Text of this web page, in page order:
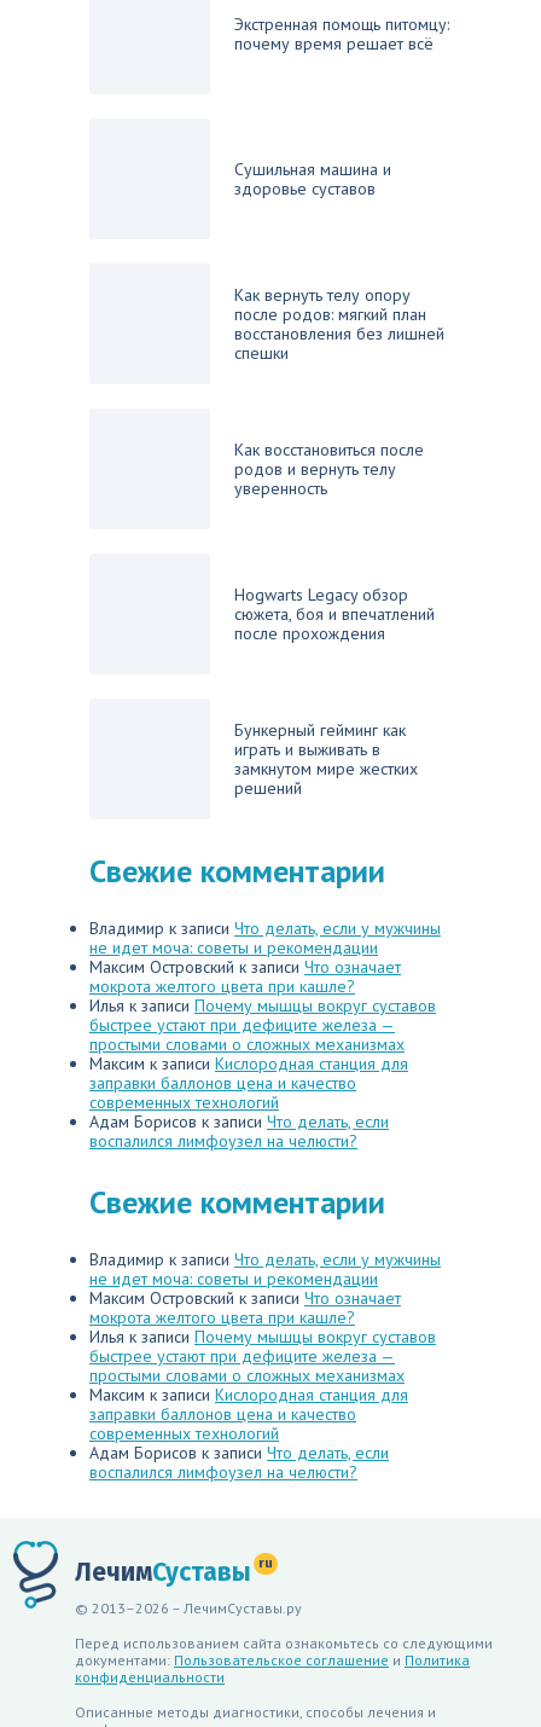
Экстренная помощь питомцу:
почему время решает всё
Сушильная машина и
здоровье суставов
Как вернуть телу опору
после родов: мягкий план
восстановления без лишней
спешки
Как восстановиться после
родов и вернуть телу
уверенность
Hogwarts Legacy обзор
сюжета, боя и впечатлений
после прохождения
Бункерный гейминг как
играть и выживать в
замкнутом мире жестких
решений
Свежие комментарии
Владимир к записи Что делать, если у мужчины
не идет моча: советы и рекомендации
Максим Островский к записи Что означает
мокрота желтого цвета при кашле?
Илья к записи Почему мышцы вокруг суставов
быстрее устают при дефиците железа —
простыми словами о сложных механизмах
Максим к записи Кислородная станция для
заправки баллонов цена и качество
современных технологий
Адам Борисов к записи Что делать, если
воспалился лимфоузел на челюсти?
Свежие комментарии
Владимир к записи Что делать, если у мужчины
не идет моча: советы и рекомендации
Максим Островский к записи Что означает
мокрота желтого цвета при кашле?
Илья к записи Почему мышцы вокруг суставов
быстрее устают при дефиците железа —
простыми словами о сложных механизмах
Максим к записи Кислородная станция для
заправки баллонов цена и качество
современных технологий
Адам Борисов к записи Что делать, если
воспалился лимфоузел на челюсти?
ЛечимСуставы ru
© 2013–2026 – ЛечимСуставы.ру
Перед использованием сайта ознакомьтесь со следующими
документами: Пользовательское соглашение и Политика
конфиденциальности
Описанные методы диагностики, способы лечения и